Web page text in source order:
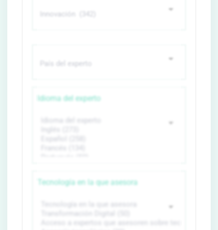
Idioma del experto
Tecnología en la que asesora